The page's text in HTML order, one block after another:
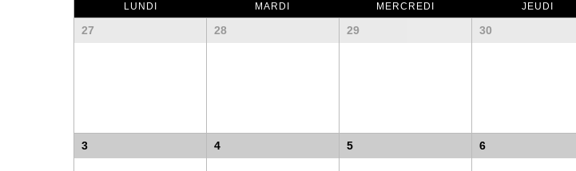
MONTHLUNDI MARDI MERCREDI JEUDI
27 28 29 30
3 4 5 6